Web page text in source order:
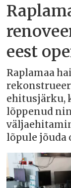
eest
Raplamaa
ehitusjärku,
lõppenud
lõpule jõuda